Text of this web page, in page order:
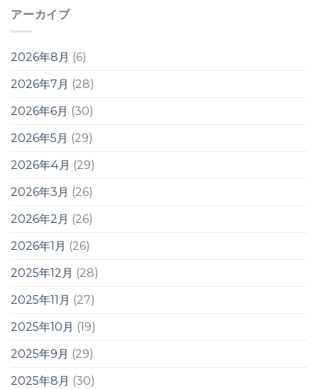
アーカイブ
2026年8月 (6)
2026年7月 (28)
2026年6月 (30)
2026年5月 (29)
2026年4月 (29)
2026年3月 (26)
2026年2月 (26)
2026年1月 (26)
2025年12月 (28)
2025年11月 (27)
2025年10月 (19)
2025年9月 (29)
2025年8月 (30)